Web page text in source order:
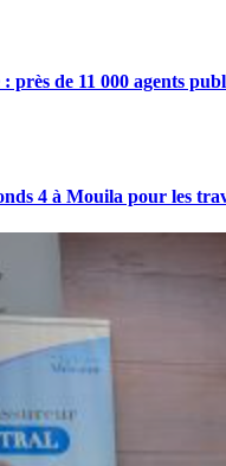
près de 11 000 agents
4 à Mouila pour les